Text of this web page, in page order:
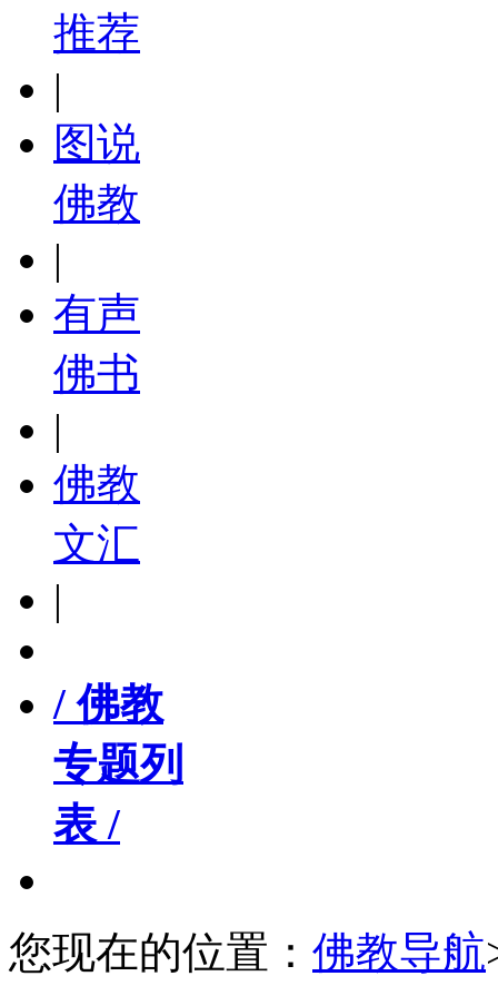
推荐
|
图说
佛教
|
有声
佛书
|
佛教
文汇
|
/ 佛教
专题列
表 /
您现在的位置： 佛教导航